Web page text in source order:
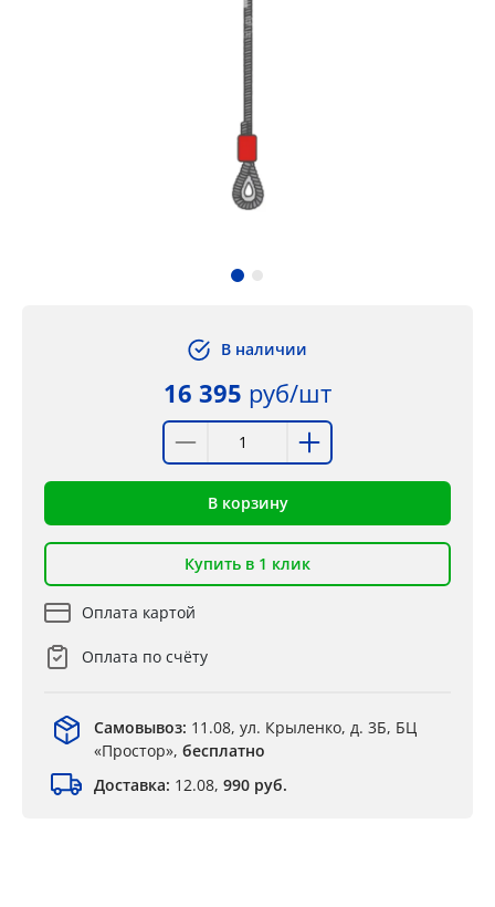
В наличии
16 395 руб/шт
В корзину
Купить в 1 клик
Оплата картой
Оплата по счёту
Самовывоз: 11.08, ул. Крыленко, д. 3Б, БЦ
«Простор», бесплатно
Доставка: 12.08, 990 руб.